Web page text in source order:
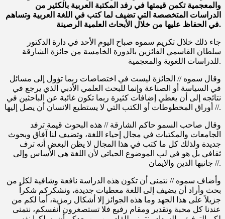
والمعجمية تكمن قيمتها في رفد المكتبة العربية بالكثير من
الدراسات المتخصصة التي تضيف لما كتب في اللغة العربية وتساهم
في الحفاظ عليها من خلال الأبحاث العلمية الرصينة.
جاء ذلك خلال تكريم سموه صباح اليوم الأحد في دارة الدكتور
سلطان القاسمي الفائزين بالدورة الخامسة من جائزة الشارقة
للدراسات اللغوية والمعجمية.
وقال سموه // الجائزة ليست في اختصاصات ربما تؤول إلى مسائل
في السياسة أو الصناعة وإنما للبحث العلمي الأدبي الذي يرجع في
نتائجه إلى أن يعطي إضافات كثيرة ربما تكون غائبة عن الباحثين في
أوراق المخطوطات أو الكتب التي لا يستطيع الانسان أن يصل إليها //.
وقال صاحب السمو حاكم الشارقة // هذه البحوث قيمة ترفد
الجامعات والمكتبات في مجال إحياء اللغة، وتضيف لنا آفاق وبحوث
جديدة ولذلك كل ما كتب في هذا المجال لا يظن البعض أنه ترف
ثقافي بل هو في لب الموضوع الحياتي لأن اللغة هي الأساس وإلى
جانبها الدين والايمان //.
وأضاف سموه // نتمنى أن تكون هذه الدراسة نافعة وشافية لكل من
بحث وأراد أن يضيف إلى اللغة معطيات جديدة، ونشكركم شكراً
جزيلاً على هذا الجهد وما هذه الجوائز إلا أشكال رمزية، أما لكم من
عندنا كل محبة وتقدير ومقام رفيع فلا تستصغرون أنفسكم، نتمنى